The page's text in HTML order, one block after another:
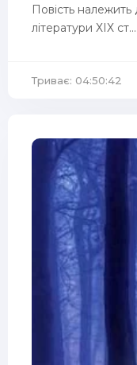
Повість належить
літератури ХІХ ст....
Триває: 04:50:42